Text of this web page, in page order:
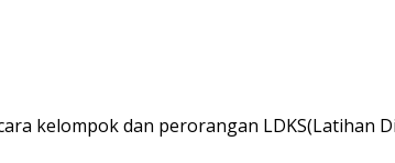
kelompok dan perorangan LDKS(Latihan